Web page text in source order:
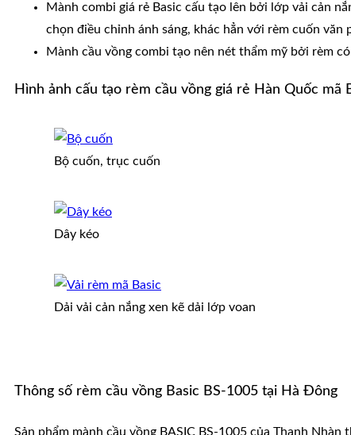
Mành combi giá rẻ Basic cấu tạo lên bởi lớp vải cản
chọn điều chỉnh ánh sáng, khác hẳn với rèm cuốn
Mành cầu vồng combi tạo nên nét thẩm mỹ bởi rèm
Hình ảnh cấu tạo rèm cầu vồng giá rẻ Hàn Quốc mã
Bộ cuốn, trục cuốn
Dây kéo
Dải vải cản nắng xen kẽ dải lớp voan
Thông số rèm cầu vồng Basic BS-1005 tại Hà Đông
Sản phẩm mành cầu vồng BASIC BS-1005 của Thanh